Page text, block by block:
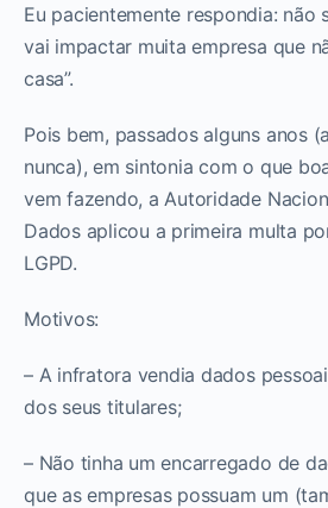
Eu pacientemente respondia: não
vai impactar muita empresa que
casa”.
Pois bem, passados alguns anos
nunca), em sintonia com o que
vem fazendo, a Autoridade
Dados aplicou a primeira multa
LGPD.
Motivos:
– A infratora vendia dados
dos seus titulares;
– Não tinha um encarregado de
que as empresas possuam um